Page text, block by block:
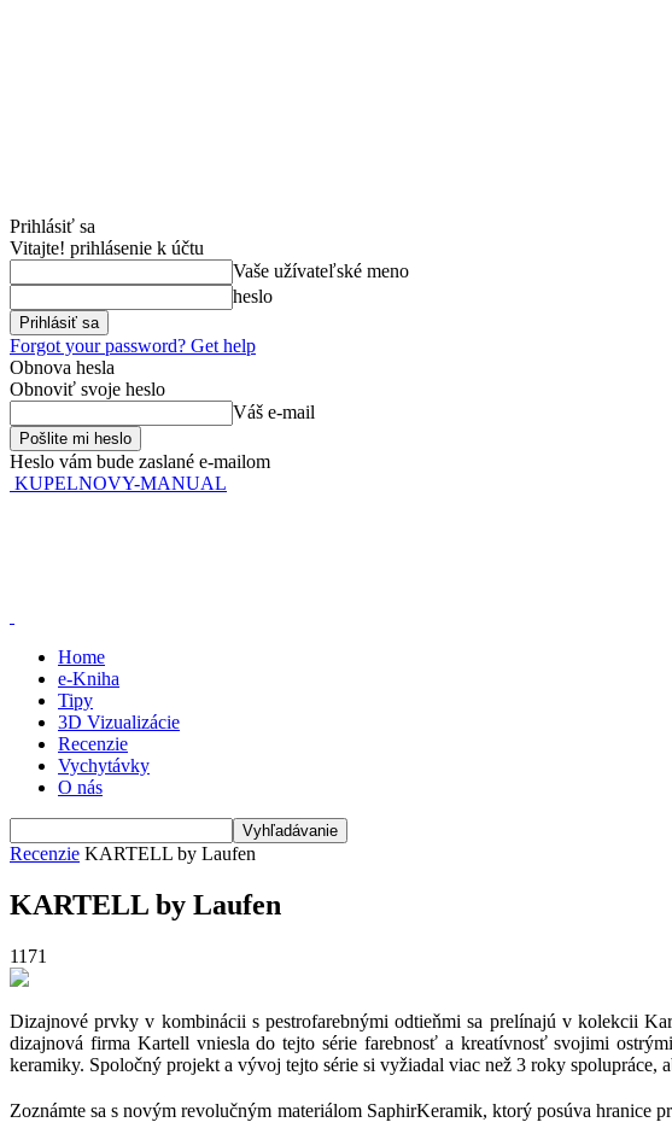
Prihlásiť sa
Vitajte! prihlásenie k účtu
Vaše užívateľské meno
heslo
Forgot your password? Get help
Obnova hesla
Obnoviť svoje heslo
Váš e-mail
Heslo vám bude zaslané e-mailom
KUPELNOVY-MANUAL
Home
e-Kniha
Tipy
3D Vizualizácie
Recenzie
Vychytávky
O nás
Recenzie KARTELL by Laufen
KARTELL by Laufen
1171
Dizajnové prvky v kombinácii s pestrofarebnými odtieňmi sa prelínajú v kolekcii
dizajnová firma Kartell vniesla do tejto série farebnosť a kreatívnosť svojimi
keramiky. Spoločný projekt a vývoj tejto série si vyžiadal viac než 3 roky spolupráce,
Zoznámte sa s novým revolučným materiálom SaphirKeramik, ktorý posúva